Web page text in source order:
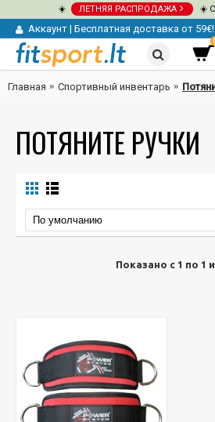
☀️ ЛЕТНЯЯ РАСПРОДАЖА ☀️
Аккаунт | Бесплатная доставка от 59€!
Главная Спортивный инвентарь
ПОТЯНИТЕ РУЧКИ
Показано с 1 по 1